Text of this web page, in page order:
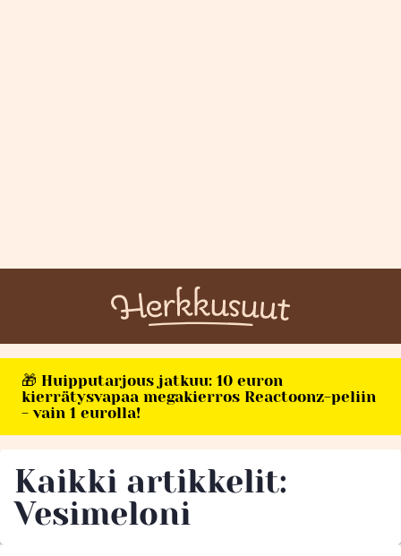
🎁 Huipputarjous jatkuu: 10 euron
kierrätysvapaa megakierros Reactoonz-peliin
- vain 1 eurolla!
Kaikki artikkelit:
Vesimeloni